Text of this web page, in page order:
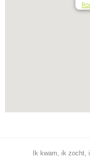
Ik kwam, ik zocht,